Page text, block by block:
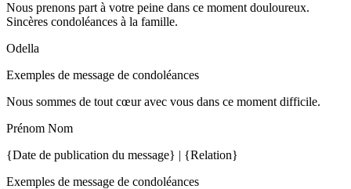
Nous prenons part à votre peine dans ce moment douloureux.
Sincères condoléances à la famille.
Odella
Exemples de message de condoléances
Nous sommes de tout cœur avec vous dans ce moment difficile.
Prénom Nom
{Date de publication du message} | {Relation}
Exemples de message de condoléances